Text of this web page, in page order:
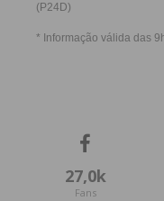
27,0k
Fans